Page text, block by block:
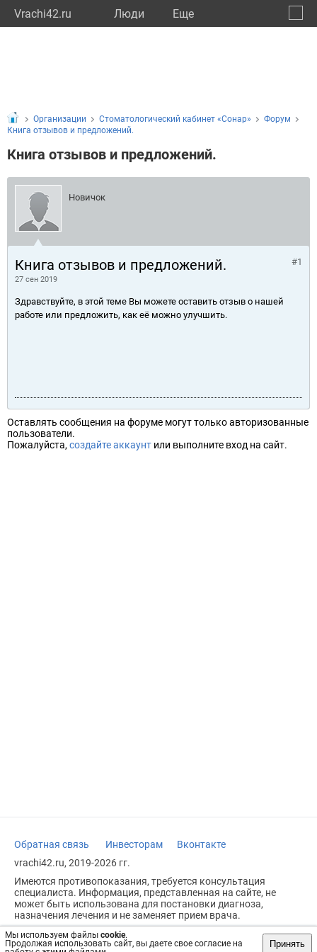
Vrachi42.ru Люди Eще
Мы используем файлы cookie.
Продолжая использовать сайт, вы даете свое согласие на
Принять
Организации Стоматологический кабинет «Сонар»
Форум
Книга отзывов и предложений.
Книга отзывов и предложений.
Новичок
Книга отзывов и предложений.
27 сен 2019
#1
Здравствуйте, в этой теме Вы можете оставить отзыв о нашей
работе или предложить, как её можно улучшить.
Оставлять сообщения на форуме могут только авторизованные
пользователи.
Пожалуйста, создайте аккаунт или выполните вход на сайт.
Обратная связь Инвесторам
Вконтакте
vrachi42.ru, 2019-2026 гг.
Имеются противопоказания, требуется консультация
специалиста. Информация, представленная на сайте, не
может быть использована для постановки диагноза,
назначения лечения и не заменяет прием врача.
Возрастное ограничение: 18+